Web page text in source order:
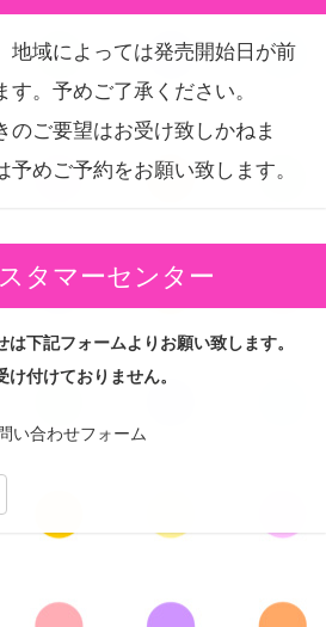
地域によっては発売開始日が前
。予めご了承ください。
のご要望はお受け致しかねま
めご予約をお願い致します。
タマーセンター
下記フォームよりお願い致します。
付けておりません。
い合わせフォーム